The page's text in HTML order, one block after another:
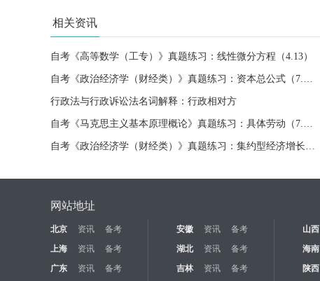
相关资讯
自考《高等数学（工专）》真题练习：线性微分方程（4.13）
自考《政治经济学（财经类）》真题练习：资本总公式（7.8）
行政法与行政诉讼法名词解释：行政相对方
自考《马克思主义基本原理概论》真题练习：具体劳动（7.2）
自考《政治经济学（财经类）》真题练习：集约型经济增长方式（7.1）
网站地址
北京 资讯 备考 安徽 资讯 备考 山西
上海
资讯 备考 湖北 资讯 备考 海南
广东
资讯 备考 吉林 资讯 备考 陕西